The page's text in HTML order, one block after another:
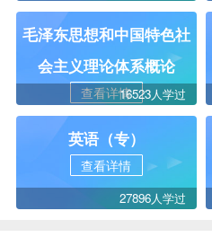
毛泽东思想和中国特色社
会主义理论体系概论
查看详情16523人学过
英语（专）
查看详情
27896人学过